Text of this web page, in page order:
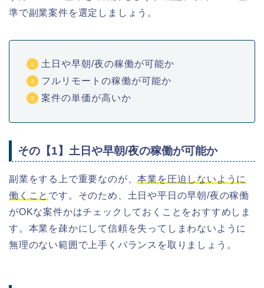
準で副業案件を選定しましょう。
土日や早朝/夜の稼働が可能か
フルリモートの稼働が可能か
案件の単価が高いか
その【1】土日や早朝/夜の稼働が可能か
副業をする上で重要なのが、本業を圧迫しないように
働くこと です。そのため、土日や平日の早朝/夜の稼働
がOKな案件かはチェックしておくことをおすすめしま
す。本業を疎かにして信頼を失ってしまわないように
無理のない範囲で上手くバランスを取りましょう。